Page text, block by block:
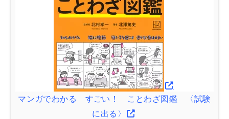
マンガでわかる すごい！ ことわざ図鑑 〈試験
に出る〉